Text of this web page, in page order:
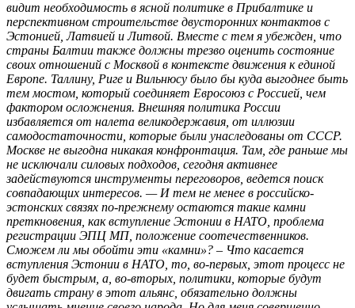
видит необходимость в ясной политике в Прибалтике и
перспективном строительстве двусторонних контактов с
Эстонией, Латвией и Литвой. Вместе с тем я убежден, что
страны Балтии также должны трезво оценить состояние
своих отношений с Москвой в контексте движения к единой
Европе. Таллину, Риге и Вильнюсу было бы куда выгоднее быть
тем мостом, который соединяет Евросоюз с Россией, чем
фактором осложнения. Внешняя политика России
избавляется от налета великодержавия, от иллюзии
самодостаточности, которые были унаследованы от СССР.
Москве не выгодна никакая конфронтация. Там, где раньше мы
не исключали силовых подходов, сегодня активнее
задействуются инструменты переговоров, ведется поиск
совпадающих интересов. — И тем не менее в российско-
эстонских связях по-прежнему остаются такие камни
преткновения, как вступление Эстонии в НАТО, проблема
регистрации ЭПЦ МП, положение соотечественников.
Сможем ли мы обойти эти «камни»? – Что касается
вступления Эстонии в НАТО, то, во-первых, этот процесс не
будет быстрым, а, во-вторых, политики, которые будут
двигать страну в этот альянс, обязательно должны